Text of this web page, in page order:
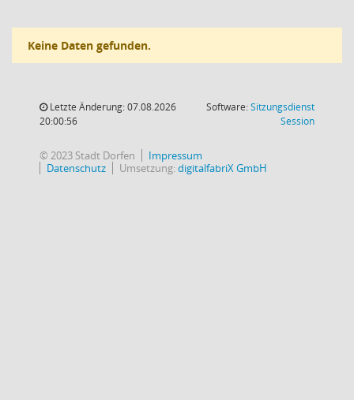
Keine Daten gefunden.
Letzte Änderung: 07.08.2026
20:00:56
Software:Sitzungsdienst
Session(Wird in
© 2023 Stadt Dorfen
Impressum
Datenschutz
Umsetzung:digitalfabriX GmbH